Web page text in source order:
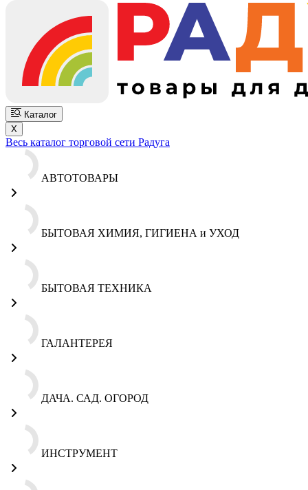
Каталог
X
Весь каталог торговой сети Радуга
АВТОТОВАРЫ
БЫТОВАЯ ХИМИЯ, ГИГИЕНА и УХОД
БЫТОВАЯ ТЕХНИКА
ГАЛАНТЕРЕЯ
ДАЧА. САД. ОГОРОД
ИНСТРУМЕНТ